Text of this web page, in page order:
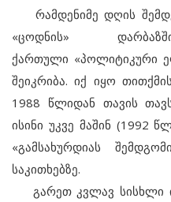
რამდენიმე დღის
«ცოდნის»
ქართული «პოლიტიკური
შეიკრიბა. იქ იყო
1988 წლიდან თავის
ისინი უკვე მაშინ (1992
«გამსახურდიას
საკითხებზე.
გარეთ კვლავ სისხლი